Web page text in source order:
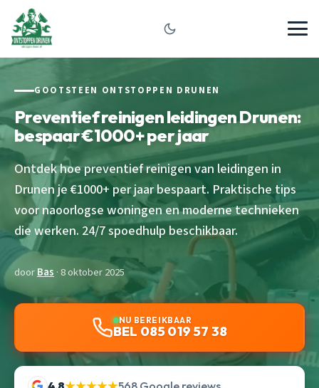
GOOTSTEEN ONTSTOPPEN DRUNEN
Preventief reinigen leidingen Drunen:
bespaar €1000+ per jaar
Ontdek hoe preventief reinigen van leidingen in
Drunen je €1000+ per jaar bespaart. Praktische tips
voor naoorlogse woningen en moderne technieken
die werken. 24/7 spoedhulp beschikbaar.
doorBas · 8 oktober 2025
NU BEREIKBAAR
BEL 085 019 57 38